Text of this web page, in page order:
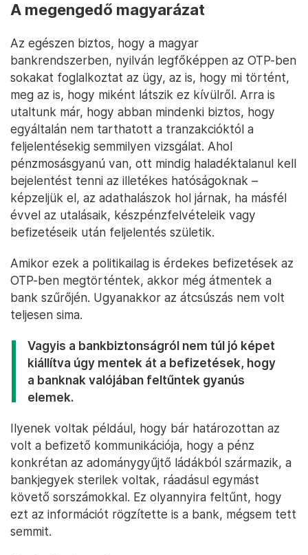
A megengedő magyarázat
Az egészen biztos, hogy a magyar
bankrendszerben, nyilván legfőképpen az OTP-ben
sokakat foglalkoztat az ügy, az is, hogy mi történt,
meg az is, hogy miként látszik ez kívülről. Arra is
utaltunk már, hogy abban mindenki biztos, hogy
egyáltalán nem tarthatott a tranzakcióktól a
feljelentésekig semmilyen vizsgálat. Ahol
pénzmosásgyanú van, ott mindig haladéktalanul kell
bejelentést tenni az illetékes hatóságoknak –
képzeljük el, az adathalászok hol járnak, ha másfél
évvel az utalásaik, készpénzfelvételeik vagy
befizetéseik után feljelentés születik.
Amikor ezek a politikailag is érdekes befizetések az
OTP-ben megtörténtek, akkor még átmentek a
bank szűrőjén. Ugyanakkor az átcsúszás nem volt
teljesen sima.
Vagyis a bankbiztonságról nem túl jó képet
kiállítva úgy mentek át a befizetések, hogy
a banknak valójában feltűntek gyanús
elemek.
Ilyenek voltak például, hogy bár határozottan az
volt a befizető kommunikációja, hogy a pénz
konkrétan az adománygyűjtő ládákból származik, a
bankjegyek sterilek voltak, ráadásul egymást
követő sorszámokkal. Ez olyannyira feltűnt, hogy
ezt az információt rögzítette is a bank, mégsem tett
semmit.